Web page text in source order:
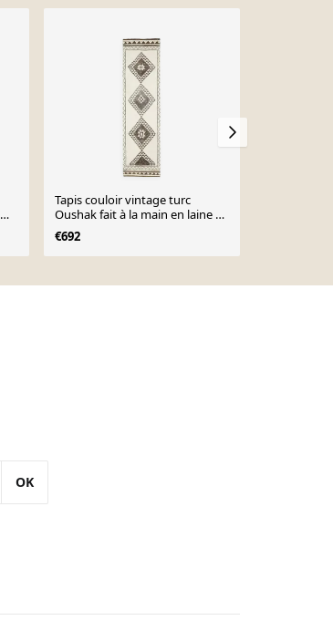
Tapis couloir vintage turc
Oushak fait à la main en laine et
coton blanc 90x345
€692
OK